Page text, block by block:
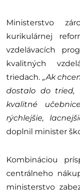
Ministerstvo
kurikulárnej
vzdelávacích
kvalitných
triedach. „Ak
dostalo do tried,
kvalitné
rýchlejšie,
doplnil minister
Kombináciou
centrálneho
ministerstvo